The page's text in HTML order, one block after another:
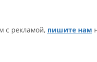
с рекламой, пишите нам